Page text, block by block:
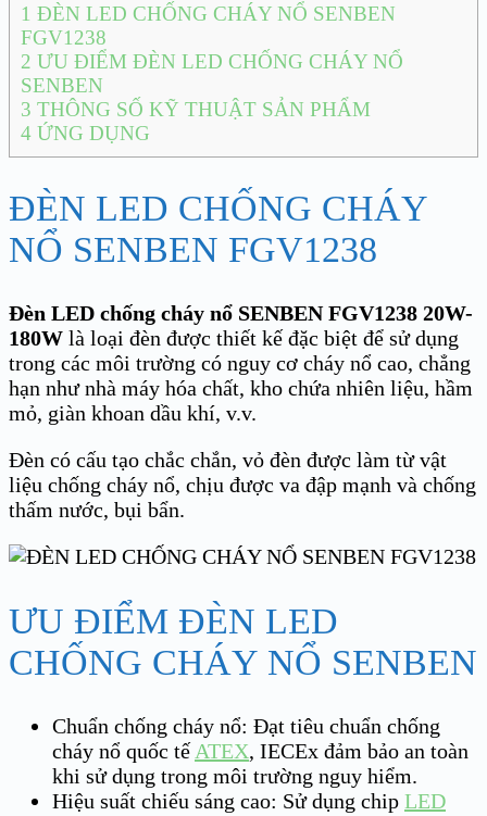
1 ĐÈN LED CHỐNG CHÁY NỔ SENBEN
FGV1238
2 ƯU ĐIỂM ĐÈN LED CHỐNG CHÁY NỔ
SENBEN
3 THÔNG SỐ KỸ THUẬT SẢN PHẨM
4 ỨNG DỤNG
ĐÈN LED CHỐNG CHÁY
NỔ SENBEN FGV1238
Đèn LED chống cháy nổ SENBEN FGV1238 20W-
180W là loại đèn được thiết kế đặc biệt để sử dụng
trong các môi trường có nguy cơ cháy nổ cao, chẳng
hạn như nhà máy hóa chất, kho chứa nhiên liệu, hầm
mỏ, giàn khoan dầu khí, v.v.
Đèn có cấu tạo chắc chắn, vỏ đèn được làm từ vật
liệu chống cháy nổ, chịu được va đập mạnh và chống
thấm nước, bụi bẩn.
ƯU ĐIỂM ĐÈN LED
CHỐNG CHÁY NỔ SENBEN
Chuẩn chống cháy nổ: Đạt tiêu chuẩn chống
cháy nổ quốc tế ATEX, IECEx đảm bảo an toàn
khi sử dụng trong môi trường nguy hiểm.
Hiệu suất chiếu sáng cao: Sử dụng chip LED